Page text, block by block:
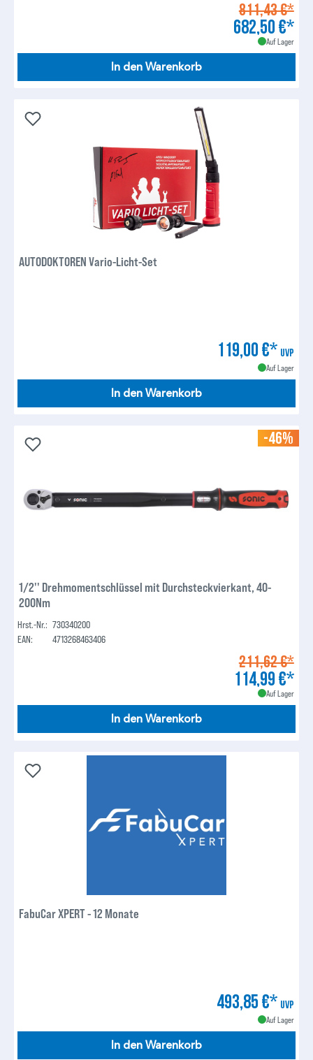
811,43 €*
682,50 €*
Auf Lager
In den Warenkorb
AUTODOKTOREN Vario-Licht-Set
119,00 €* UVP
Auf Lager
In den Warenkorb
-46%
1/2'' Drehmomentschlüssel mit Durchsteckvierkant, 40-
200Nm
Hrst.-Nr.: 730340200
EAN:
4713268463406
211,62 €*
114,99 €*
Auf Lager
In den Warenkorb
FabuCar XPERT - 12 Monate
493,85 €* UVP
Auf Lager
In den Warenkorb